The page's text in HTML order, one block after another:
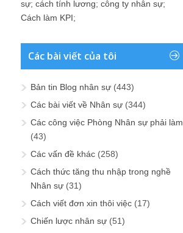
sự; cách tính lương; công ty nhân sự;
Cách làm KPI;
Các bài viết của tôi
Bản tin Blog nhân sự (443)
Các bài viết về Nhân sự (344)
Các công việc Phòng Nhân sự phải làm
(43)
Các vấn đề khác (258)
Cách thức tăng thu nhập trong nghề
Nhân sự (31)
Cách viết đơn xin thôi việc (17)
Chiến lược nhân sự (51)